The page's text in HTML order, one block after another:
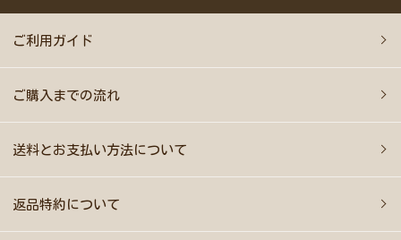
ご利用ガイド
ご購入までの流れ
送料とお支払い方法について
返品特約について